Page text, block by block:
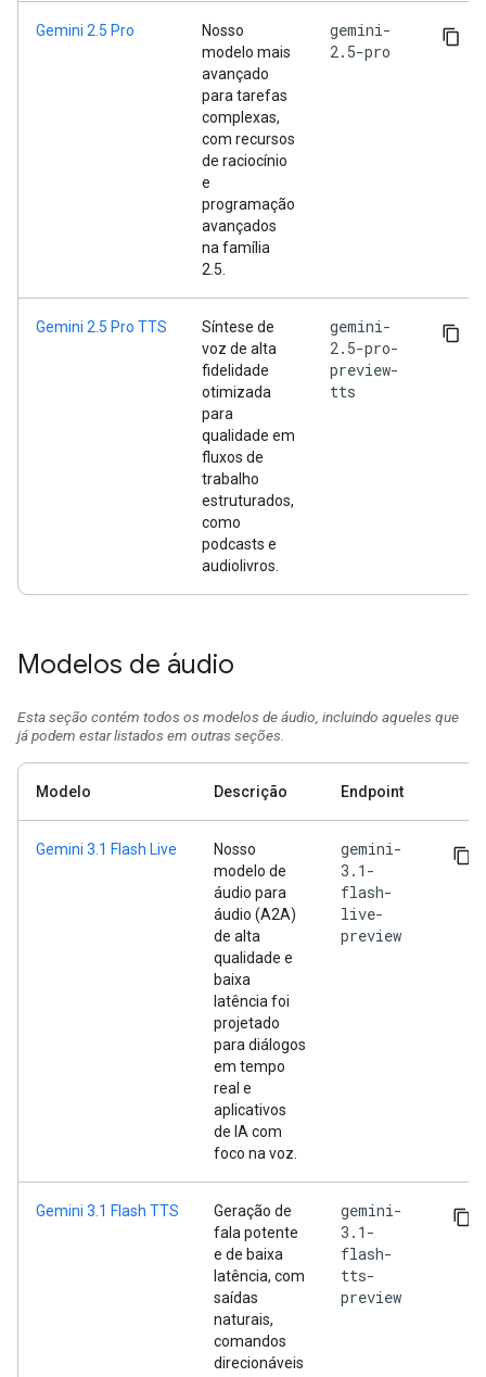
Gemini 2.5 Pro
Nosso
modelo mais
avançado
para tarefas
complexas,
com recursos
de raciocínio
e
programação
avançados
na família
2.5.
gemini-
2.5-pro
Gemini 2.5 Pro TTS
Síntese de
voz de alta
fidelidade
otimizada
para
qualidade em
fluxos de
trabalho
estruturados,
como
podcasts e
audiolivros.
gemini-
2.5-pro-
preview-
tts
Modelos de áudio
Esta seção contém todos os modelos de áudio, incluindo aqueles que
já podem estar listados em outras seções.
Modelo Descrição Endpoint
Gemini 3.1 Flash Live
Nosso
modelo de
áudio para
áudio (A2A)
de alta
qualidade e
baixa
latência foi
projetado
para diálogos
em tempo
real e
aplicativos
de IA com
foco na voz.
gemini-
3.1-
flash-
live-
preview
Gemini 3.1 Flash TTS
Geração de
fala potente
e de baixa
latência, com
saídas
naturais,
comandos
direcionáveis
gemini-
3.1-
flash-
tts-
preview